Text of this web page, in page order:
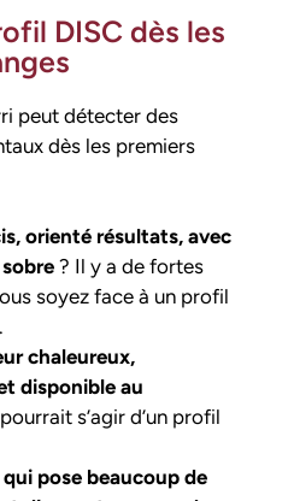
DISC dès les
peut détecter des
dès les premiers
orienté résultats, avec
? Il y a de fortes
soyez face à un profil
.
chaleureux,
disponible au
s’agir d’un profil
pose beaucoup de